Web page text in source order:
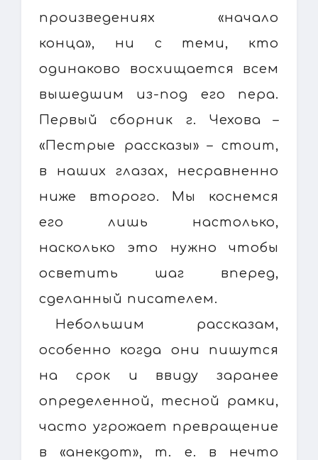
произведениях «начало
конца», ни с теми, кто
одинаково восхищается всем
вышедшим из-под его пера.
Первый сборник г. Чехова –
«Пестрые рассказы» – стоит,
в наших глазах, несравненно
ниже второго. Мы коснемся
его лишь настолько,
насколько это нужно чтобы
осветить шаг вперед,
сделанный писателем.
Небольшим рассказам,
особенно когда они пишутся
на срок и ввиду заранее
определенной, тесной рамки,
часто угрожает превращение
в «анекдот», т. е. в нечто